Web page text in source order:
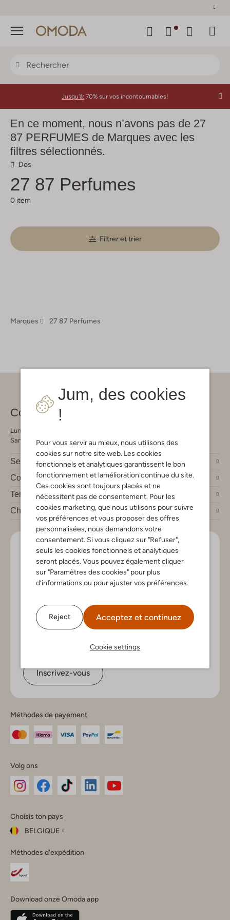
Menu
Jum, des cookies
!
Pour vous servir au mieux, nous utilisons des
cookies sur notre site web. Les cookies
fonctionnels et analytiques garantissent le bon
fonctionnement et lamélioration continue du site.
Ces cookies sont toujours placés et ne
nécessitent pas de consentement. Pour les
cookies marketing, que nous utilisons pour suivre
vos préférences et vous proposer des offres
personnalisées, nous demandons votre
consentement. Si vous cliquez sur "Refuser",
seuls les cookies fonctionnels et analytiques
seront placés. Vous pouvez également cliquer
sur "Paramètres des cookies" pour plus
d’informations ou pour ajuster vos préférences.
Reject Acceptez et continuez
Cookie settings
Jusqu'à: 70% sur vos incontournables!
En ce moment, nous n’avons pas de 27
87 PERFUMES de Marques avec les
filtres sélectionnés.
Dos
27 87 Perfumes
0 item
Filtrer et trier
Marques 27 87 Perfumes
Contact
Lundi - Vendredi 09:00 - 21:00 heures
Samedi 09:00 - 17:00 heures
Service clients
Compte
Tendances mode
Chez Omoda
Soyez le premier!
Inscrivez-vous à la newsletter pour les nouveaux
arrivants, des conseils de style et offres exclusives
Inscrivez-vous
Méthodes de payement
Volg ons
Instagram
Facebook
TikTok
Choisis ton pays
BELGIQUE
ton
pays
Fermer
Belgique(Français)
Méthodes d'expédition
Download onze Omoda app